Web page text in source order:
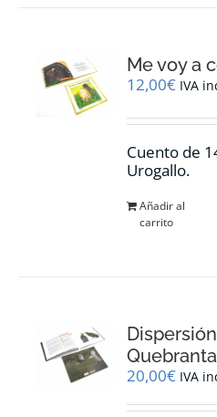
Me voy a
12,00€ IVA
Cuento de
Urogallo.
Añadir al
carrito
20,00€ IVA